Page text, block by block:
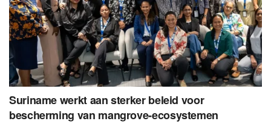
Suriname werkt aan sterker beleid voor
bescherming van mangrove-ecosystemen